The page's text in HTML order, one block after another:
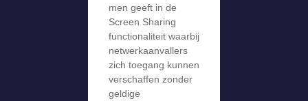
men geeft in de
Screen Sharing
functionaliteit waarbij
netwerkaanvallers
zich toegang kunnen
verschaffen zonder
geldige